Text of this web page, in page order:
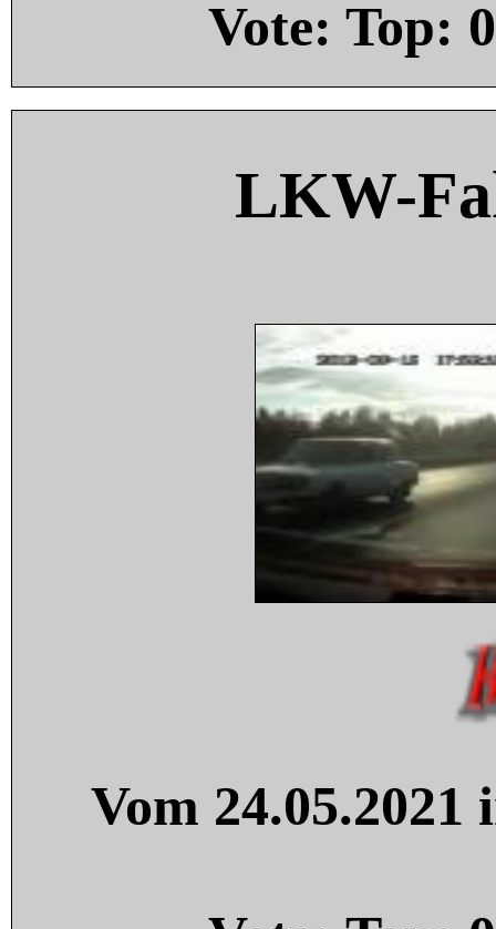
Vote: Top: 0
LKW-
Vom